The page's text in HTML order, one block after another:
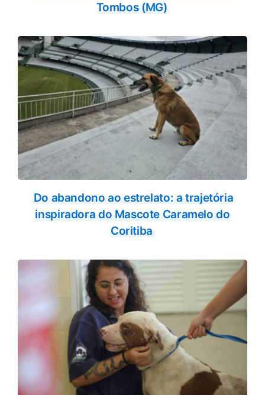
Tombos (MG)
Do abandono ao estrelato: a trajetória
inspiradora do Mascote Caramelo do
Coritiba